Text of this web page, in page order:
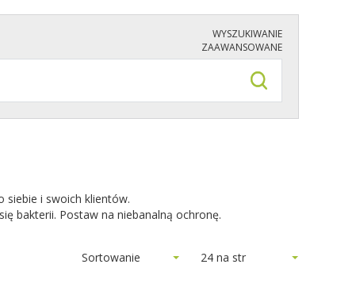
WYSZUKIWANIE
ZAAWANSOWANE
siebie i swoich klientów.
bakterii. Postaw na niebanalną ochronę.
Sortowanie 24 na str